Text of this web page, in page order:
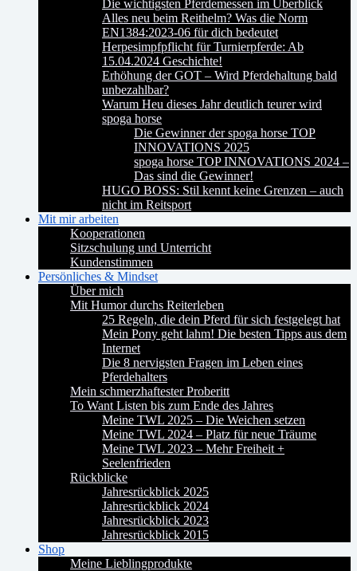
Die wichtigsten Pferdemessen im Überblick
Alles neu beim Reithelm? Was die Norm
EN1384:2023-06 für dich bedeutet
Herpesimpfpflicht für Turnierpferde: Ab
15.04.2024 Geschichte!
Erhöhung der GOT – Wird Pferdehaltung bald
unbezahlbar?
Warum Heu dieses Jahr deutlich teurer wird
spoga horse
Die Gewinner der spoga horse TOP
INNOVATIONS 2025
spoga horse TOP INNOVATIONS 2024 –
Das sind die Gewinner!
HUGO BOSS: Stil kennt keine Grenzen – auch
nicht im Reitsport
Mit mir arbeiten
Kooperationen
Sitzschulung und Unterricht
Kundenstimmen
Persönliches & Mindset
Über mich
Mit Humor durchs Reiterleben
25 Regeln, die dein Pferd für sich festgelegt hat
Mein Pony geht lahm! Die besten Tipps aus dem
Internet
Die 8 nervigsten Fragen im Leben eines
Pferdehalters
Mein schmerzhaftester Proberitt
To Want Listen bis zum Ende des Jahres
Meine TWL 2025 – Die Weichen setzen
Meine TWL 2024 – Platz für neue Träume
Meine TWL 2023 – Mehr Freiheit +
Seelenfrieden
Rückblicke
Jahresrückblick 2025
Jahresrückblick 2024
Jahresrückblick 2023
Jahresrückblick 2015
Shop
Meine Lieblingprodukte